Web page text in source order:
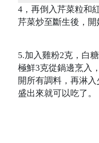
4，再倒入芹菜粒和
芹菜炒至斷生後，開
5.加入雞粉2克，白
極鮮3克從鍋邊烹入
開所有調料，再淋
盛出來就可以吃了。